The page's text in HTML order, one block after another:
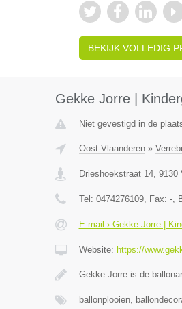
BEKIJK VOLLEDIG
Gekke Jorre |
Niet gevestigd in de
Oost-Vlaanderen»
Drieshoekstraat 14, 9130
Tel: 0474276109, Fax: -,
E-mail › Gekke Jorre |
Website: https://
Gekke Jorre is de
ballonplooien,